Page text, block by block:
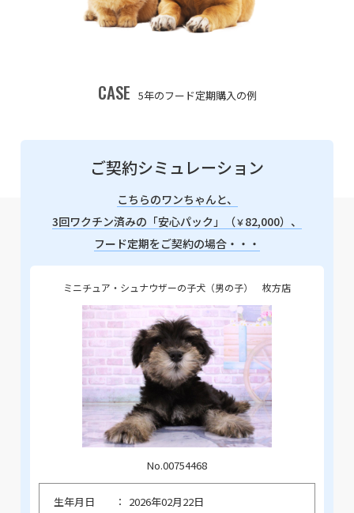
CASE 5年のフード定期購入の例
ご契約シミュレーション
こちらのワンちゃんと、
3回ワクチン済みの「安心パック」（￥82,000）、
フード定期をご契約の場合・・・
ミニチュア・シュナウザーの子犬（男の子） 枚方店
No.00754468
生年月日
2026年02月22日